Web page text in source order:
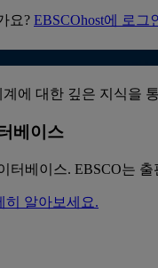
요? EBSCOhost에 로그
에 대한 깊은 지식을
베이스
터베이스. EBSCO는
히 알아보세요.